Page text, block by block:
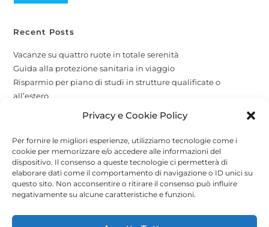
Privacy e Cookie Policy
Per fornire le migliori esperienze, utilizziamo tecnologie come i
cookie per memorizzare e/o accedere alle informazioni del
dispositivo. Il consenso a queste tecnologie ci permetterà di
elaborare dati come il comportamento di navigazione o ID unici su
questo sito. Non acconsentire o ritirare il consenso può influire
negativamente su alcune caratteristiche e funzioni.
Recent Posts
Vacanze su quattro ruote in totale serenità
Guida alla protezione sanitaria in viaggio
Risparmio per piano di studi in strutture qualificate o
all’estero
La protezione per i tuoi amici a quattro zampe
Copertura globale e attività economiche
Recent Comments
A WordPress CommentersuAttività stagionali